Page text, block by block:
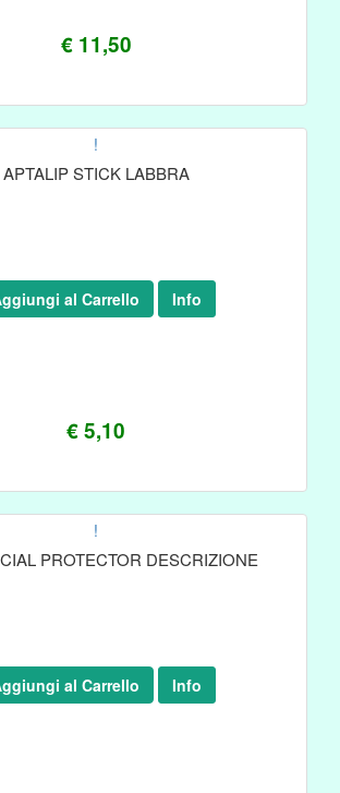
€ 11,50
!
APTALIP STICK LABBRA
€ 5,10
al Carrello Info
!
PROTECTOR DESCRIZIONE
al Carrello Info